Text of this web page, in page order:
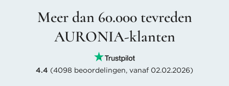
Meer dan 60.000 tevreden
AURONIA-klanten
4.4 (4098 beoordelingen, vanaf 02.02.2026)